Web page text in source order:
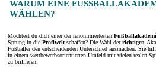
WARUM EINE
ÄHLEN?
Möchtest du dich einer der renommiertesten
Sprung in die Profiwelt schaffen? Die Wahl derrichtigen
Fußballer den entscheidenden Unterschied ausmachen. Sie
in einem wettbewerbsorientierten Umfeld mit vielen realen
zu brillieren.